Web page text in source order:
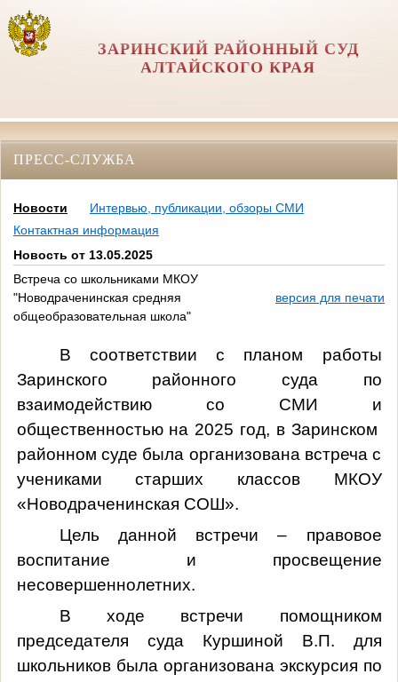
ЗАРИНСКИЙ РАЙОННЫЙ СУД
АЛТАЙСКОГО КРАЯ
ПРЕСС-СЛУЖБА
Новости
Интервью, публикации, обзоры СМИ
Контактная информация
Новость от 13.05.2025
Встреча со школьниками МКОУ
"Новодраченинская средняя
общеобразовательная школа"
версия для печати
В соответствии с планом работы
Заринского районного суда по
взаимодействию со СМИ и
общественностью на 2025 год, в Заринском
районном суде была организована встреча с
учениками старших классов МКОУ
«Новодраченинская СОШ».
Цель данной встречи – правовое
воспитание и просвещение
несовершеннолетних.
В ходе встречи помощником
председателя суда Куршиной В.П. для
школьников была организована экскурсия по